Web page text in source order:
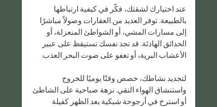
عند اختيارك لشقتك، فكّر في كيفية ارتباطها
بالطبيعة. توفر العديد من العقارات وصولاً مباشرًا
إلى مسارات المشي، أو الشواطئ المنعزلة، أو
الحدائق الهادئة. قد تجد نفسك تستيقظ على عبير
الأعشاب البرية، أو تغفو على صوت البحر العذب.
لتجديد نشاطك، خصص وقتًا يوميًا للخروج
واستنشاق الهواء النقي. نزهة صباحية على الشاطئ
أو استرخِ في أرجوحة شبكية بعد الظهر كفيلة